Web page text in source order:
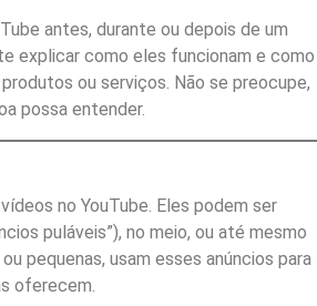
antes, durante ou depois de um
explicar como eles funcionam e como
ou serviços. Não se preocupe,
possa entender.
no YouTube. Eles podem ser
puláveis”), no meio, ou até mesmo
pequenas, usam esses anúncios para
oferecem.